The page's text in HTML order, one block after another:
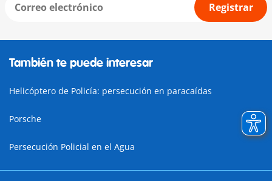
Registrar
También te puede interesar
Helicóptero de Policía: persecución en paracaídas
Porsche
Persecución Policial en el Agua